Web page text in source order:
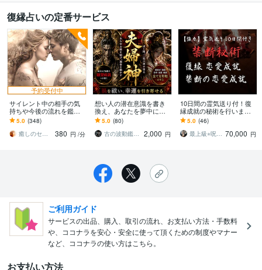
復縁占いの定番サービス
予約受付中
サイレント中の相手の気
持ちや今後の流れを鑑定
します ツインレイ／ツイ
ンフレーム／ソウルメイ
ト／トリプルレイ
5.0 (348)
癒しのセラピーサロン☪️セレイ
380 円 /分
想い人の潜在意識を書き
換え、あなたを夢中にさ
せます 【音信不通】想い
の執着を解除し相手から
連絡が来る状態へ。
5.0 (80)
古の波動鑑定師・尊（みこと）
2,000 円
10日間の霊気送り付！復
縁成就の秘術を行います
言葉にならない苦しみや
悩みを丁寧にひも解いて
解決に導きます。
5.0 (46)
最上級⭐︎呪術代行 呪吏師 霧島稔 70,000 円
ご利用ガイド
サービスの出品、購入、取引の流れ、お支払い方法・手数料
や、ココナラを安心・安全に使って頂くための制度やマナー
など、ココナラの使い方はこちら。
お支払い方法